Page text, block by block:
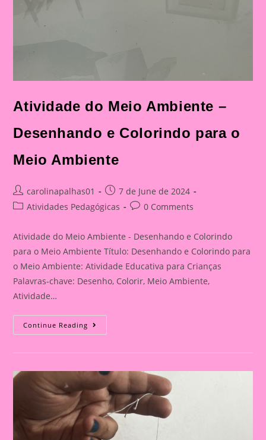
Atividade do Meio Ambiente –
Desenhando e Colorindo para o
Meio Ambiente
Post
author:
carolinapalhas01
Post
published:
7 de June de 2024
PostAtividades Pedagógicas
Post0 Comments
Atividade do Meio Ambiente - Desenhando e Colorindo
para o Meio Ambiente Título: Desenhando e Colorindo para
o Meio Ambiente: Atividade Educativa para Crianças
Palavras-chave: Desenho, Colorir, Meio Ambiente,
Atividade…
Continue Reading Atividade
Do
Ambiente
E
Colorindo
Para
O
Meio
Ambiente